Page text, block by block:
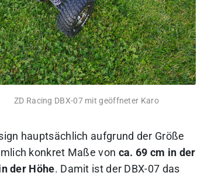
ZD Racing DBX-07 mit geöffneter Karo
hauptsächlich aufgrund der Größe
konkret Maße von ca. 69 cm in der
der Höhe. Damit ist der DBX-07 das